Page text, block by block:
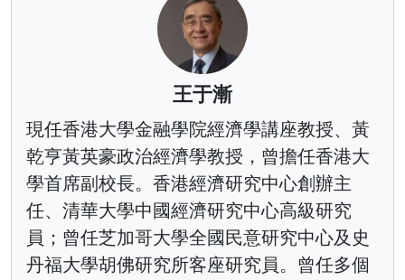
王于漸
現任香港大學金融學院經濟學講座教授、黃
乾亨黃英豪政治經濟學教授，曾擔任香港大
學首席副校長。香港經濟研究中心創辦主
任、清華大學中國經濟研究中心高級研究
員；曾任芝加哥大學全國民意研究中心及史
丹福大學胡佛研究所客座研究員。曾任多個